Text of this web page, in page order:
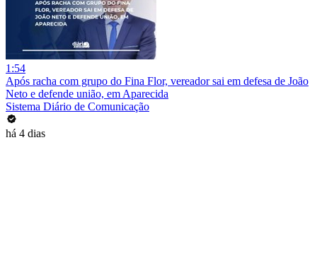
1:54
Após racha com grupo do Fina Flor, vereador sai em defesa de João
Neto e defende união, em Aparecida
Sistema Diário de Comunicação
há 4 dias